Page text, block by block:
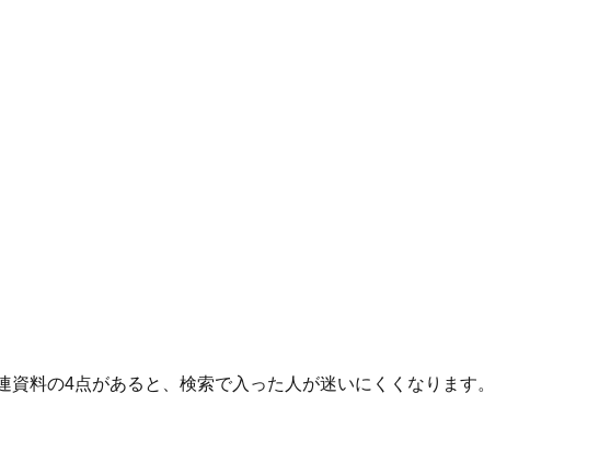
料の4点があると、検索で入った人が迷いにくくなります。